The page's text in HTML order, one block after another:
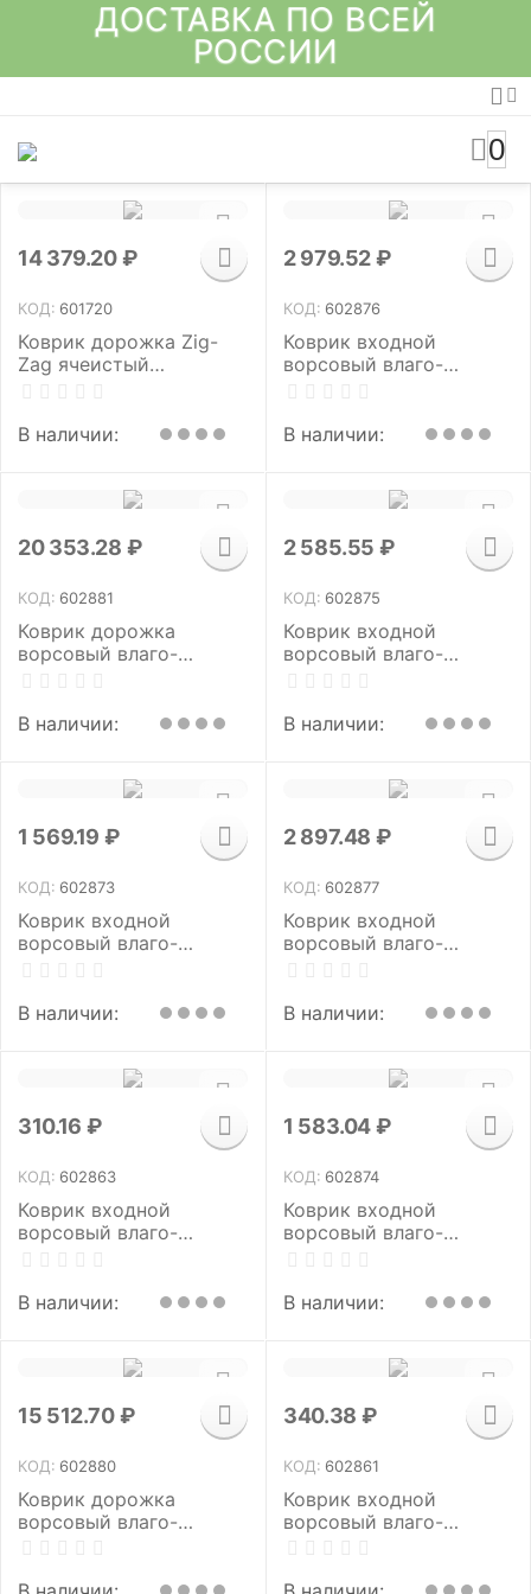
ДОСТАВКА ПО ВСЕЙ
РОССИИ
0
14 379.20 ₽
КОД: 601720
Коврик дорожка Zig-
Zag ячеистый
серый, В РУЛОНЕ,
В наличии:
2 979.52₽
КОД: 602876
Коврик входной
ворсовый влаго-
ребристый,
В наличии:
20 353.28 ₽
КОД: 602881
Коврик дорожка
ворсовый влаго-
РЕБРИСТЫЙ, серый, В
В наличии:
2 585.55 ₽
КОД: 602875
Коврик входной
ворсовый влаго-
ребристый, серый,
В наличии:
1 569.19 ₽
КОД: 602873
Коврик входной
ворсовый влаго-
ребристый,
В наличии:
2 897.48 ₽
КОД: 602877
Коврик входной
ворсовый влаго-
ребристый, черный,
В наличии:
310.16 ₽
КОД: 602863
Коврик входной
ворсовый влаго-
ребристый, черный,
В наличии:
1 583.04₽
КОД: 602874
Коврик входной
ворсовый влаго-
ребристый, черный,
В наличии:
15 512.70 ₽
КОД: 602880
Коврик дорожка
ворсовый влаго-
В РУЛОНЕ, LAIMA,
340.38 ₽
КОД: 602861
Коврик входной
ворсовый влаго-
ребристый, серый,